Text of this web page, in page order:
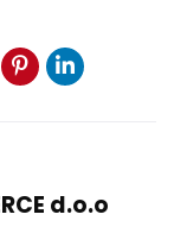
d.o.o